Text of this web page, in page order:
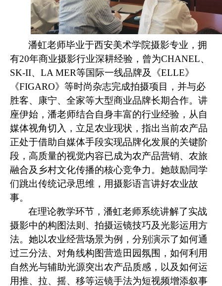
潘虹老师毕业于西安美术学院摄影专业，拥
有20年商业摄影行业深耕经验，曾为CHANEL、
SK-II、 LA MER等国际一线品牌及《ELLE》
《FIGARO》等时尚杂志完成拍摄项目，并与必
胜客、康宁、全家等大型商业品牌长期合作。讲
座伊始，潘老师结合自身丰富的行业经验，从自
媒体视角切入，立足农业现状，指出当前农产品
正处于借助自媒体手段实现品牌化发展的关键阶
段，高质量的视觉内容已成为农产品营销、农旅
融合及乡村文化传播的核心竞争力。她鼓励同学
们跳出传统记录思维，用摄影语言讲好农业故
事。
在理论教学环节，潘虹老师系统讲解了实战
摄影中的构图法则、拍摄运镜技巧及光影运用方
法。她以农业经营场景为例，分别演示了如何通
过三分法、对角线构图营造田园氛围，如何利用
自然光与辅助光源突出农产品质感，以及如何运
用推、拉、摇、移等运镜手法为短视频增添叙事